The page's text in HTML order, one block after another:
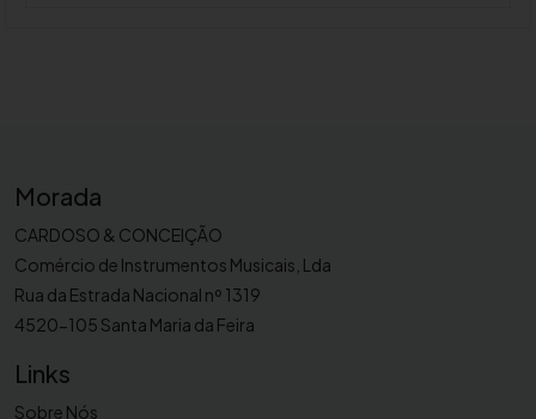
Morada
CARDOSO & CONCEIÇÃO
Comércio de Instrumentos Musicais, Lda
Rua da Estrada Nacional nº 1319
4520-105 Santa Maria da Feira
Links
Sobre Nós